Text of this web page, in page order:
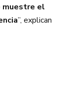
muestre el
”, explican